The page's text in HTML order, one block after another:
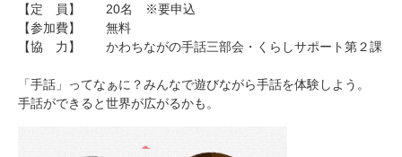
【定 員】 20名 ※要申込
【参加費】 無料
【協 力】 かわちながの手話三部会・くらしサポート第２課
「手話」ってなぁに？みんなで遊びながら手話を体験しよう。
手話ができると世界が広がるかも。